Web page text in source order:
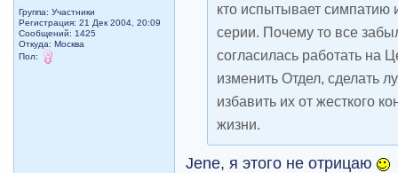
Группа: Участники
Регистрация: 21 Дек 2004, 20:09
Сообщений: 1425
Откуда: Москва
Пол:
кто испытывает симпатию
серии. Почему то все
согласилась работать на
изменить Отдел, сделать
избавить их от жесткого
жизни.
Jene, я этого не отрицаю